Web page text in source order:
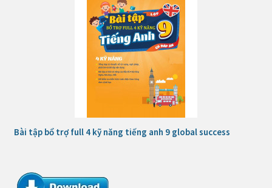
Bài tập bổ trợ full 4 kỹ năng tiếng anh 9 global success